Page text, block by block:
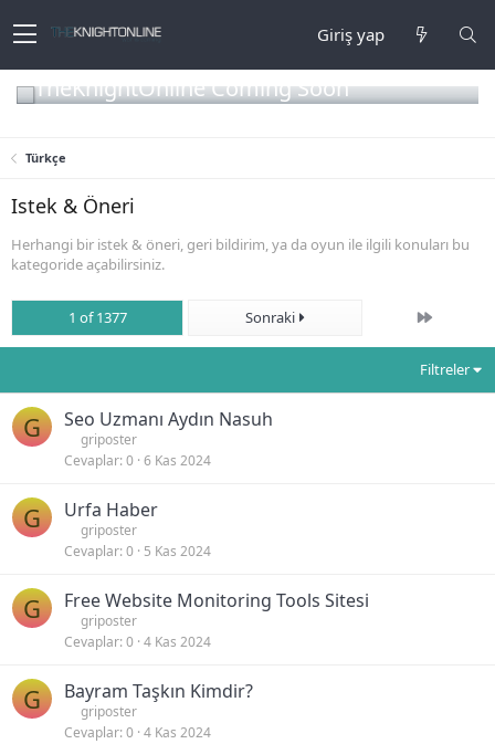
Giriş yap
TheKnightOnline Coming Soon
Türkçe
Istek & Öneri
Herhangi bir istek & öneri, geri bildirim, ya da oyun ile ilgili konuları bu
kategoride açabilirsiniz.
1 of 1377 Sonraki Son
Filtreler
G Seo Uzmanı Aydın Nasuh
griposter
Cevaplar 0 6 Kas 2024
G Urfa Haber
griposter
Cevaplar 0 5 Kas 2024
G Free Website Monitoring Tools Sitesi
griposter
Cevaplar 0 4 Kas 2024
G Bayram Taşkın Kimdir?
griposter
Cevaplar 0 4 Kas 2024